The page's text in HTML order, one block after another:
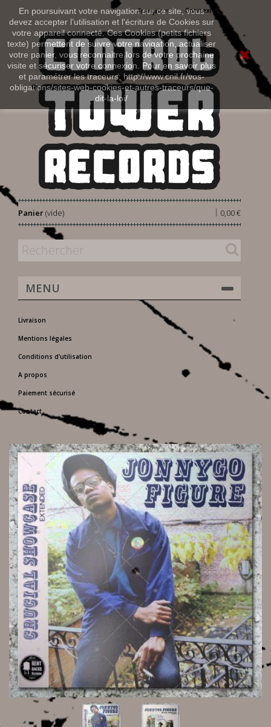
En poursuivant votre navigation sur ce site, vous
devez accepter l’utilisation et l'écriture de Cookies sur
votre appareil connecté. Ces Cookies (petits fichiers
texte) permettent de suivre votre navigation, actualiser
votre panier, vous reconnaitre lors de votre prochaine
visite et sécuriser votre connexion. Pour en savoir plus
et paramétrer les traceurs: http://www.cnil.fr/vos-
obligations/sites-web-cookies-et-autres-traceurs/que-
dit-la-loi/
Connexion
Français
Panier 0,00 €
|
(vide)
MENU
Livraison
Mentions légales
Conditions d'utilisation
A propos
Paiement sécurisé
Contact